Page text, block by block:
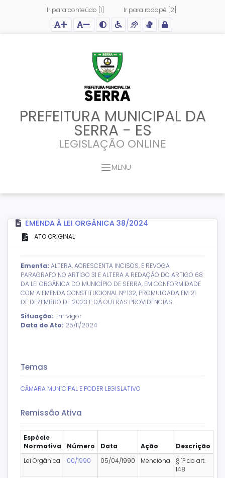
Ir para conteúdo [1] Ir para rodapé [2]
Ação para aumentar tamanho da fonte do site
Ação para diminuir tamanho da fonte do site
Ação para aplicar auto contraste no site
Acessar página sobre acessibilidade do site
Acessar página sobre NVDA - Leitor de Tela
Acessar página sobre VLibras - Tradutor de
Acessar Intranet
PREFEITURA MUNICIPAL DA
SERRA - ES
LEGISLAÇÃO ONLINE
MENU
EMENDA À LEI ORGÂNICA 38/2024
ATO ORIGINAL
Ementa: ALTERA, ACRESCENTA INCISOS, E REVOGA
PARAGRAFO NO ARTIGO 31 E ALTERA A REDAÇÃO DO ARTIGO 68
DA LEI ORGÂNICA DO MUNICÍPIO DE SERRA, EM CONFORMIDADE
COM A EMENDA CONSTITUCIONAL Nº 132, PROMULGADA EM 21
DE DEZEMBRO DE 2023 E DÁ OUTRAS PROVIDÊNCIAS.
Situação: Em vigor
Data do Ato: 25/11/2024
Temas
CÂMARA MUNICIPAL E PODER LEGISLATIVO
Remissão Ativa
Espécie
Normativa
Número Data Ação
Descrição
Lei Orgânica
00/1990 05/04/1990 Menciona
§ 1º do art.
148